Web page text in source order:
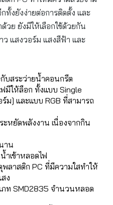
ทั้งยังง่ายต่อการติดตั้ง และ
วย ยังมีให้เลือกใช้ด้วยกัน
แสงวอร์ม แสงสีฟ้า และ
บสระว่ายน้ำคอนกรีต
มีให้ลือก ทั้งแบบ Single
ม] และแบบ RGB ที่สามารถ
ะหยัดพลังงาน เนื่องจากกิน
าน
ำเข้าหลอดไฟ
พลาสติก PC ที่มีความใสทำให้
ง
ภท SMD2835 จำนวนหลอด